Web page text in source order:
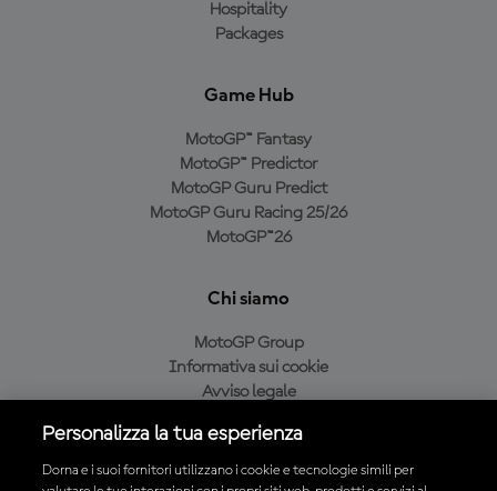
Hospitality
Packages
Game Hub
MotoGP™ Fantasy
MotoGP™ Predictor
MotoGP Guru Predict
MotoGP Guru Racing 25/26
MotoGP™26
Chi siamo
MotoGP Group
Informativa sui cookie
Avviso legale
Condizioni di acquisto
Personalizza la tua esperienza
Dorna e i suoi fornitori utilizzano i cookie e tecnologie simili per